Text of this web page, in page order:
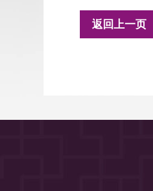
返回上一页